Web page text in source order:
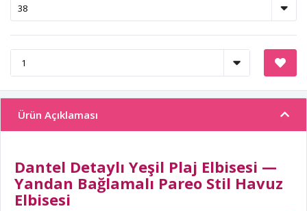
Ürün Açıklaması
Dantel Detaylı Yeşil Plaj Elbisesi —
Yandan Bağlamalı Pareo Stil Havuz
Elbisesi